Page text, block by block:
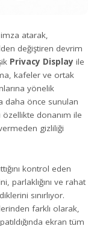
atarak,
değiştiren devrim
Privacy Display ile
kafeler ve ortak
yönelik
daha önce sunulan
donanım ile
gizliliği
kontrol eden
parlaklığını ve rahat
sınırlıyor.
farklı olarak,
ekran tüm